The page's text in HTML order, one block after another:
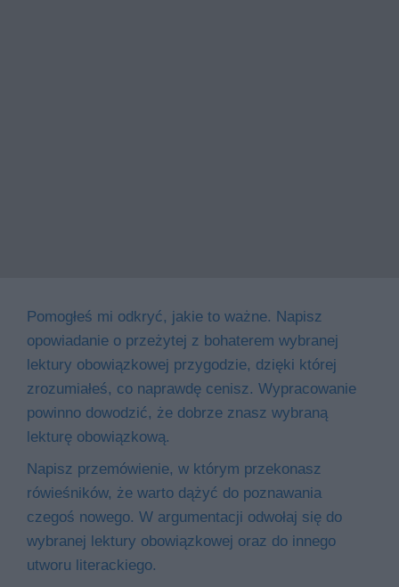
Pomogłeś mi odkryć, jakie to ważne. Napisz
opowiadanie o przeżytej z bohaterem wybranej
lektury obowiązkowej przygodzie, dzięki której
zrozumiałeś, co naprawdę cenisz. Wypracowanie
powinno dowodzić, że dobrze znasz wybraną
lekturę obowiązkową.
Napisz przemówienie, w którym przekonasz
rówieśników, że warto dążyć do poznawania
czegoś nowego. W argumentacji odwołaj się do
wybranej lektury obowiązkowej oraz do innego
utworu literackiego.